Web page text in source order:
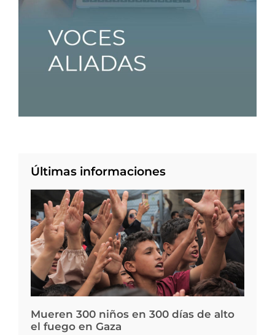
Últimas informaciones
Mueren 300 niños en 300 días de alto
el fuego en Gaza